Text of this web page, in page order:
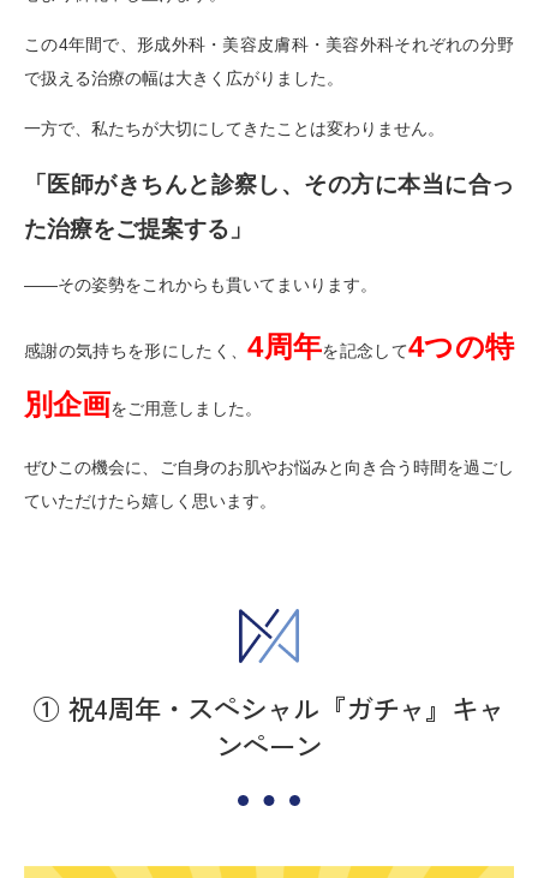
この4年間で、形成外科・美容皮膚科・美容外科それぞれの分野
で扱える治療の幅は大きく広がりました。
一方で、私たちが大切にしてきたことは変わりません。
「医師がきちんと診察し、その方に本当に合っ
た治療をご提案する」
——その姿勢をこれからも貫いてまいります。
感謝の気持ちを形にしたく、4周年を記念して4つの特
別企画をご用意しました。
ぜひこの機会に、ご自身のお肌やお悩みと向き合う時間を過ごし
ていただけたら嬉しく思います。
① 祝4周年・スペシャル『ガチャ』キャ
ンペーン